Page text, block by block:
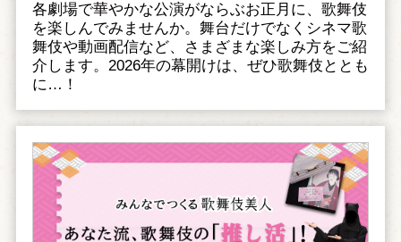
各劇場で華やかな公演がならぶお正月に、歌舞伎
を楽しんでみませんか。舞台だけでなくシネマ歌
舞伎や動画配信など、さまざまな楽しみ方をご紹
介します。2026年の幕開けは、ぜひ歌舞伎ととも
に…！